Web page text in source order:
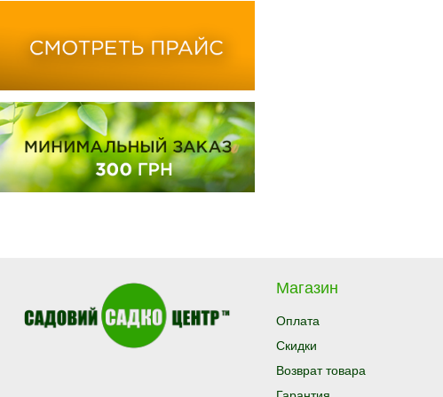
Магазин
Оплата
Скидки
Возврат товара